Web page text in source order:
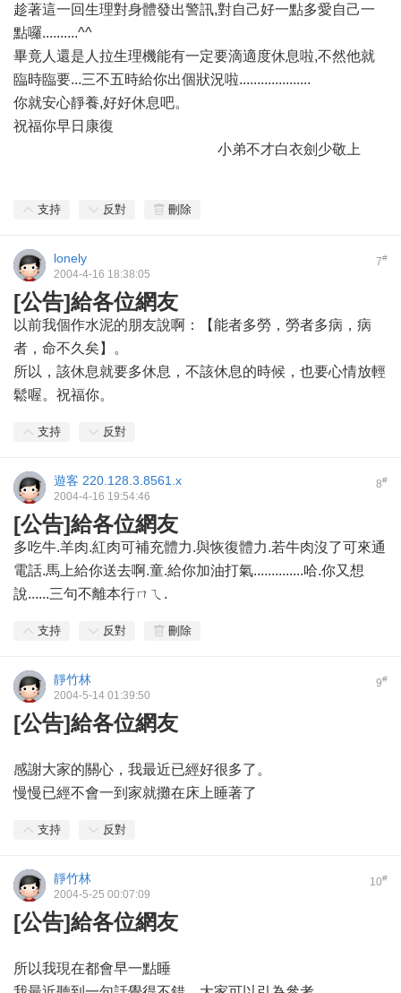
趁著這一回生理對身體發出警訊,對自己好一點多愛自己一
點囉..........^^
畢竟人還是人拉生理機能有一定要滴適度休息啦,不然他就
臨時臨要...三不五時給你出個狀況啦....................
你就安心靜養,好好休息吧。
祝福你早日康復
小弟不才白衣劍少敬上
支持 反對 刪除
7#
lonely
2004-4-16 18:38:05
[公告]給各位網友
以前我個作水泥的朋友說啊：【能者多勞，勞者多病，病
者，命不久矣】。
所以，該休息就要多休息，不該休息的時候，也要心情放輕
鬆喔。祝福你。
支持 反對
8#
遊客 220.128.3.8561.x
2004-4-16 19:54:46
[公告]給各位網友
多吃牛.羊肉.紅肉可補充體力.與恢復體力.若牛肉沒了可來通
電話.馬上給你送去啊.童.給你加油打氣..............哈.你又想
說......三句不離本行ㄇㄟ.
支持 反對 刪除
9#
靜竹林
2004-5-14 01:39:50
[公告]給各位網友
感謝大家的關心，我最近已經好很多了。
慢慢已經不會一到家就攤在床上睡著了
支持 反對
10#
靜竹林
2004-5-25 00:07:09
[公告]給各位網友
所以我現在都會早一點睡